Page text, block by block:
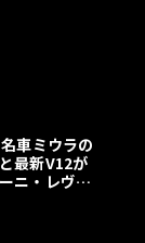
車ミウラの
最新V12が
ニ・レヴエ
が登場